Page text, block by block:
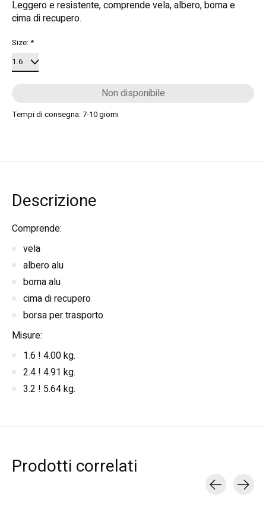
Leggero e resistente, comprende vela, albero, boma e
cima di recupero.
Size:*
Non disponibile
Tempi di consegna: 7-10 giorni
Descrizione
Comprende:
vela
albero alu
boma alu
cima di recupero
borsa per trasporto
Misure:
1.6 ! 4.00 kg.
2.4 ! 4.91 kg.
3.2 ! 5.64 kg.
Prodotti correlati